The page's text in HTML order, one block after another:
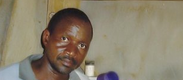
≡
Regards sur le monde